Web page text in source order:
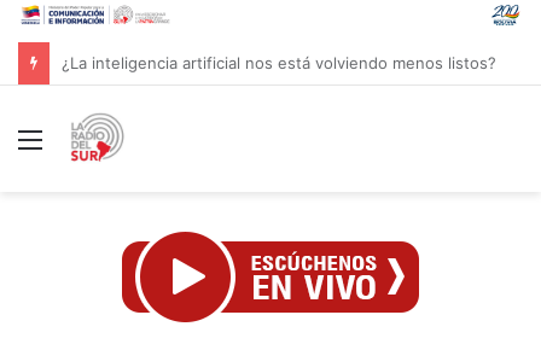
Groenlandia lanza una fuerte advertencia a empresa petrolera vinculada a Trump
Menú